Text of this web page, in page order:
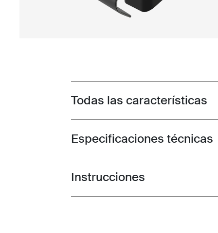
Toggle features
Todas las características
Toggle techspec
Especificaciones técnicas
Toggle guides and instructions
Instrucciones